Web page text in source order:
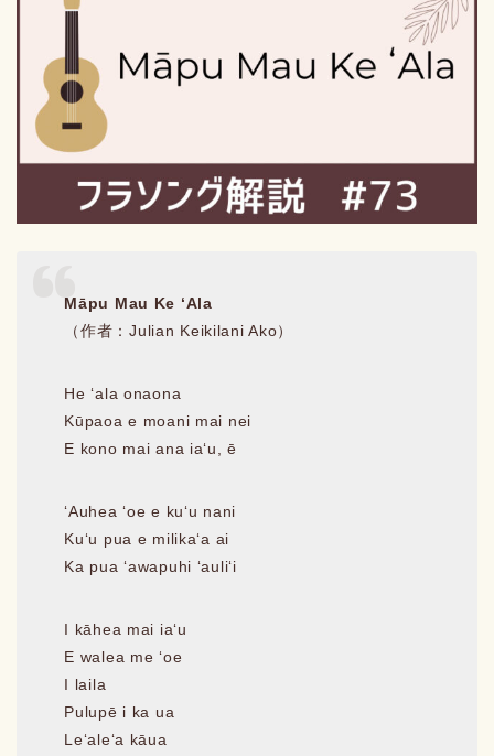
Māpu Mau Ke ʻAla
（作者：Julian Keikilani Ako）
He ʻala onaona
Kūpaoa e moani mai nei
E kono mai ana iaʻu, ē
ʻAuhea ʻoe e kuʻu nani
Kuʻu pua e milikaʻa ai
Ka pua ʻawapuhi ʻauliʻi
I kāhea mai iaʻu
E walea me ʻoe
I laila
Pulupē i ka ua
Leʻaleʻa kāua